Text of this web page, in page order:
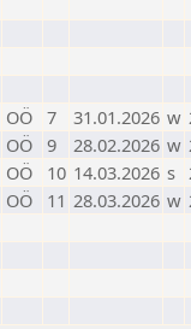
OÖ 7 31.01.2026 w
OÖ 9 28.02.2026 w
OÖ 10 14.03.2026 s
OÖ 11 28.03.2026 w